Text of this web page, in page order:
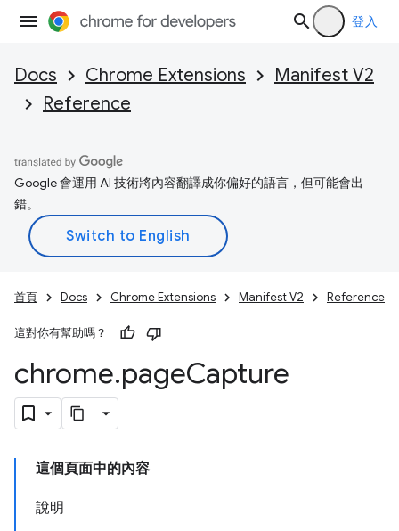
登入
Docs Chrome Extensions
Manifest V2
Reference
Google 會運用 AI 技術將內容翻譯成你偏好的語言，但可能會出
錯。
首頁 Docs Chrome Extensions Manifest V2 Reference
這對你有幫助嗎？
chrome.pageCapture
這個頁面中的內容
說明